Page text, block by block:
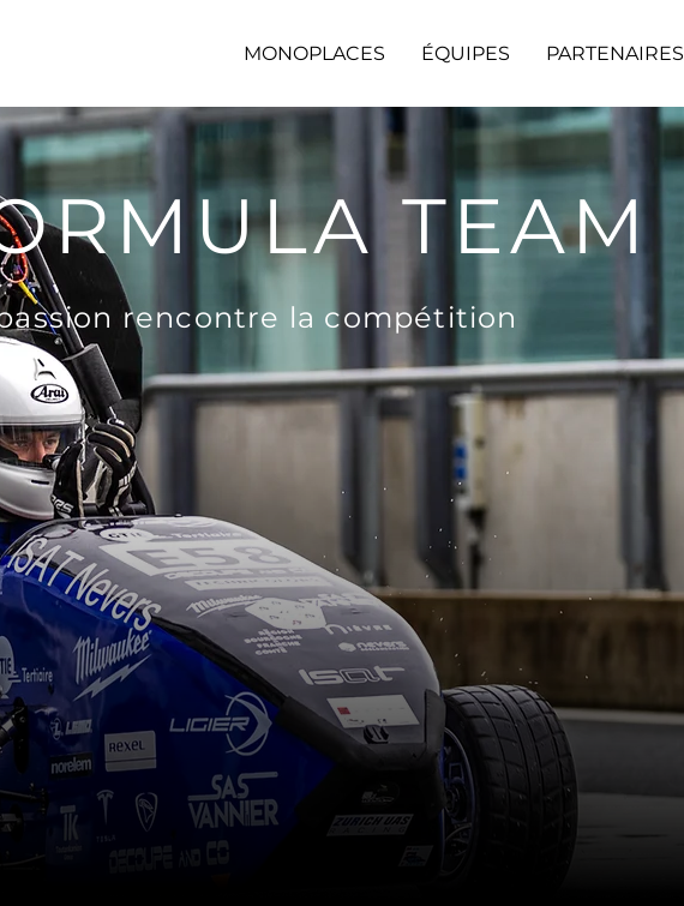
MONOPLACES ÉQUIPES PARTENAIRES
TEAM
rencontre la compétition